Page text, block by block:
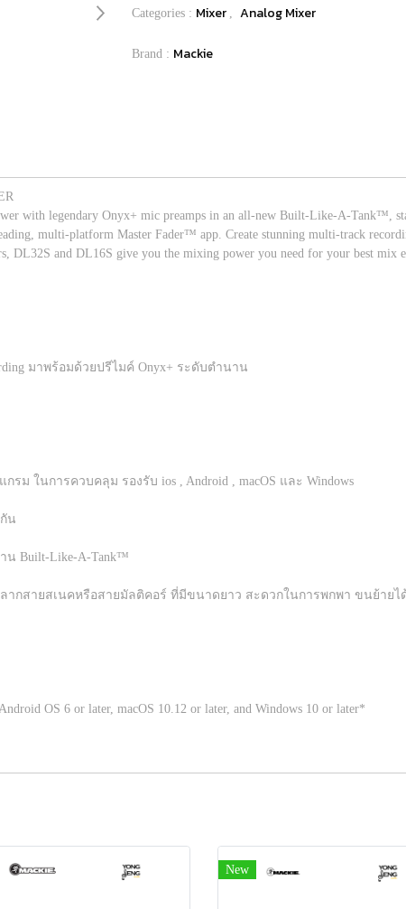
Categories : Mixer Analog Mixer
Brand : Mackie
with legendary Onyx+ mic preamps in an all-new Built-Like-A-Tank™,
multi-platform Master Fader™ app. Create stunning multi-track
DL32S and DL16S give you the mixing power you need for your best mix
มาพร้อมด้วยปรีไมค์ Onyx+ ระดับตำนาน
ม ในการควบคลุม รองรับ ios , Android , macOS และ Windows
น
Built-Like-A-Tank™
ลากสายสเนคหรือสายมัลติคอร์ ที่มีขนาดยาว สะดวกในการพกพา ขนย้ายไ
OS 6 or later, macOS 10.12 or later, and Windows 10 or later*
New